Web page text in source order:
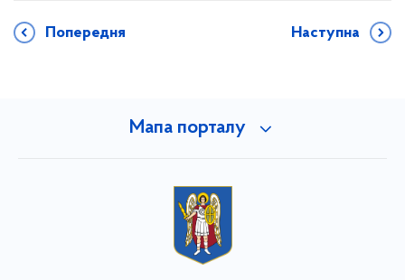
Попередня Наступна
Мапа порталу